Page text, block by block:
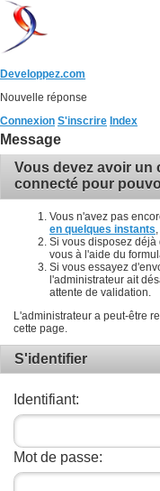
Developpez.com
Nouvelle réponse
Connexion S'inscrire Index
Message
Vous devez avoir un
connecté pour
Vous n'avez pas
en quelques instants
Si vous disposez déjà
vous à l'aide du
Si vous essayez
l'administrateur ait
attente de validation.
L'administrateur a peut-être
cette page.
S'identifier
Identifiant:
Mot de passe: